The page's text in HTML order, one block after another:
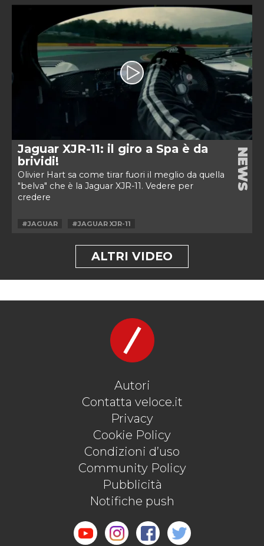
Jaguar XJR-11: il giro a Spa è da
brividi!
Olivier Hart sa come tirar fuori il meglio da quella
"belva" che è la Jaguar XJR-11. Vedere per
credere
NEWS
#JAGUAR #JAGUAR XJR-11
ALTRI VIDEO
Autori
Contatta veloce.it
Privacy
Cookie Policy
Condizioni d’uso
Community Policy
Pubblicità
Notifiche push